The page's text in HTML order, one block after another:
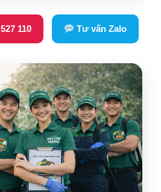
110 Tư vấn Zalo